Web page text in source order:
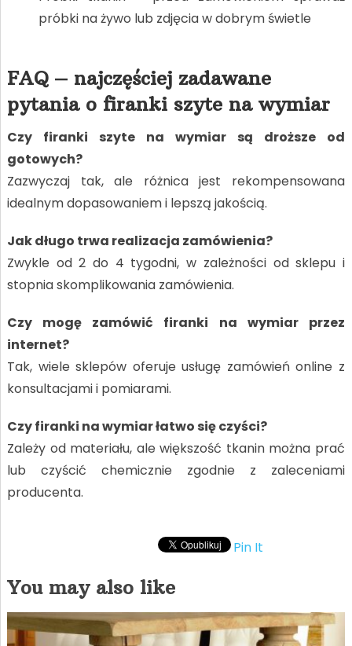
próbki na żywo lub zdjęcia w dobrym świetle
FAQ – najczęściej zadawane
pytania o firanki szyte na wymiar
Czy firanki szyte na wymiar są droższe od
gotowych?
Zazwyczaj tak, ale różnica jest rekompensowana
idealnym dopasowaniem i lepszą jakością.
Jak długo trwa realizacja zamówienia?
Zwykle od 2 do 4 tygodni, w zależności od sklepu i
stopnia skomplikowania zamówienia.
Czy mogę zamówić firanki na wymiar przez
internet?
Tak, wiele sklepów oferuje usługę zamówień online z
konsultacjami i pomiarami.
Czy firanki na wymiar łatwo się czyści?
Zależy od materiału, ale większość tkanin można prać
lub czyścić chemicznie zgodnie z zaleceniami
producenta.
Pin It
You may also like